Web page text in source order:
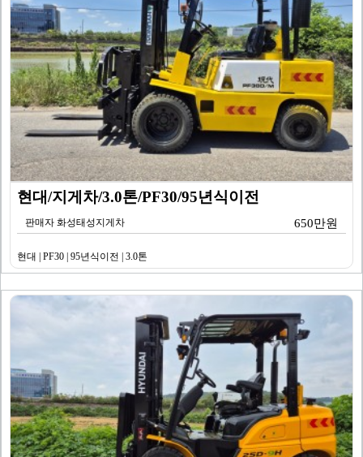
현대/지게차/3.0톤/PF30/95년식이전
판매자 화성태성지게차 650만원
현대 | PF30 | 95년식이전 | 3.0톤